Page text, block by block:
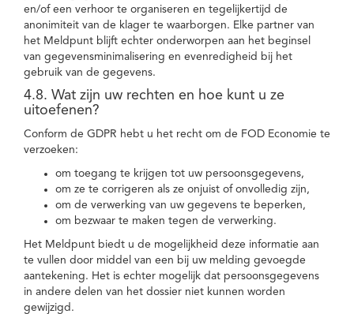
en/of een verhoor te organiseren en tegelijkertijd de
anonimiteit van de klager te waarborgen. Elke partner van
het Meldpunt blijft echter onderworpen aan het beginsel
van gegevensminimalisering en evenredigheid bij het
gebruik van de gegevens.
4.8. Wat zijn uw rechten en hoe kunt u ze
uitoefenen?
Conform de GDPR hebt u het recht om de FOD Economie te
verzoeken:
om toegang te krijgen tot uw persoonsgegevens,
om ze te corrigeren als ze onjuist of onvolledig zijn,
om de verwerking van uw gegevens te beperken,
om bezwaar te maken tegen de verwerking.
Het Meldpunt biedt u de mogelijkheid deze informatie aan
te vullen door middel van een bij uw melding gevoegde
aantekening. Het is echter mogelijk dat persoonsgegevens
in andere delen van het dossier niet kunnen worden
gewijzigd.